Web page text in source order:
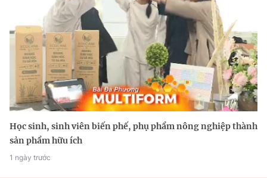
Học sinh, sinh viên biến phế, phụ phẩm nông nghiệp thành
sản phẩm hữu ích
1 ngày trước